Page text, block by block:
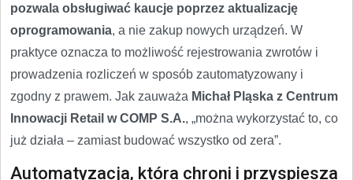
pozwala obsługiwać kaucje poprzez aktualizację
oprogramowania, a nie zakup nowych urządzeń. W
praktyce oznacza to możliwość rejestrowania zwrotów i
prowadzenia rozliczeń w sposób zautomatyzowany i
zgodny z prawem. Jak zauważa Michał Pląska z Centrum
Innowacji Retail w COMP S.A., „można wykorzystać to, co
już działa – zamiast budować wszystko od zera”.
Automatyzacja, która chroni i przyspiesza